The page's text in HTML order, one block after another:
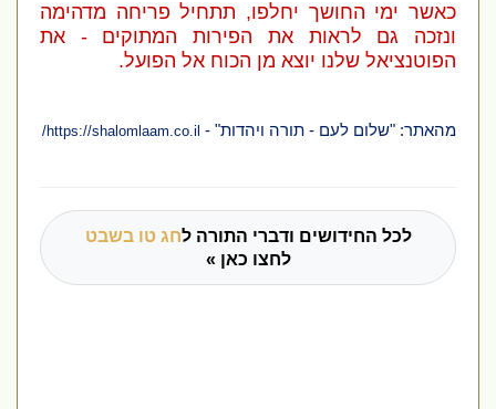
כאשר ימי החושך יחלפו, תתחיל פריחה מדהימה
ונזכה גם לראות את הפירות המתוקים - את
הפוטנציאל שלנו יוצא מן הכוח אל הפועל.
מהאתר: "שלום לעם - תורה ויהדות" -https://shalomlaam.co.il
/
לכל החידושים ודברי התורה לחג טו בשבט
לחצו כאן »